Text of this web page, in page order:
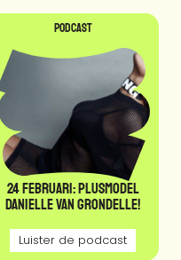
Podcast
24 februari: plusmodel
Danielle van Grondelle!
Luister de podcast